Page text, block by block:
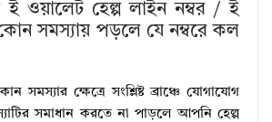
ই ওয়ালেট হেল্প লাইন নম্বর / ই
সমস্যায় পড়লে যে নম্বরে কল
সমস্যার ক্ষেত্রে সংশ্লিষ্ট ব্রাঞ্চে যোগাযোগ
সমাধান করতে না পাড়লে আপনি হেল্প